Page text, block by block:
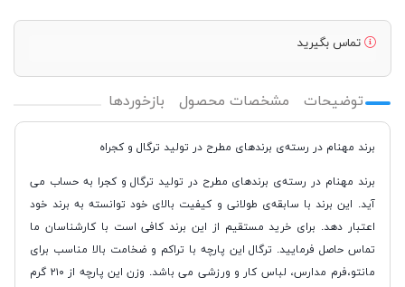
تماس بگیرید
توضیحات مشخصات محصول بازخوردها
برند مهنام در رسته‌ی برندهای مطرح در تولید ترگال و کجراه
برند مهنام در رسته‌ی برندهای مطرح در تولید ترگال و کجرا به حساب می
آید. این برند با سابقه‌ی طولانی و کیفیت بالای خود توانسته به برند خود
اعتبار دهد. برای خرید مستقیم از این برند کافی است با کارشناسان ما
تماس حاصل فرمایید. ترگال این پارچه با تراکم و ضخامت بالا مناسب برای
مانتو،فرم مدارس، لباس کار و ورزشی می باشد. وزن این پارچه از ۲۱۰ گرم